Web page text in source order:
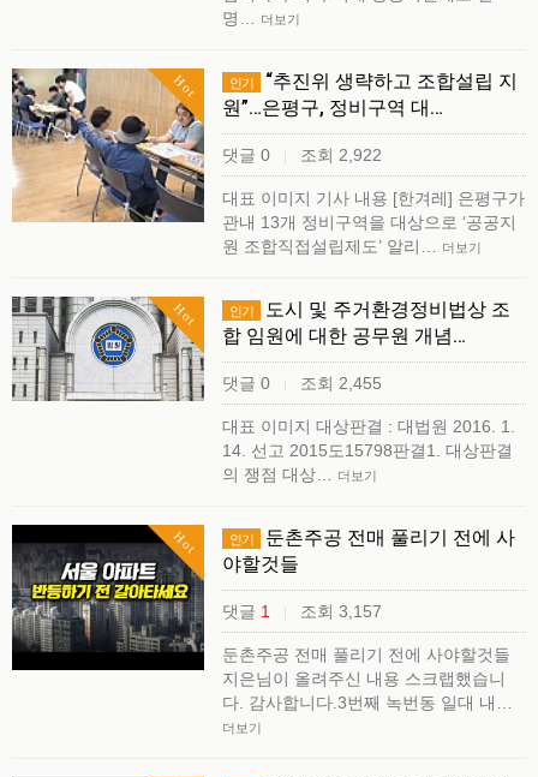
명… 더보기
Hot 인기
“추진위 생략하고 조합설립 지
원”…은평구, 정비구역 대…
댓글 0 조회 2,922
대표 이미지 기사 내용 [한겨레] 은평구가
관내 13개 정비구역을 대상으로 ‘공공지
원 조합직접설립제도’ 알리… 더보기
Hot 인기
도시 및 주거환경정비법상 조
합 임원에 대한 공무원 개념…
댓글 0 조회 2,455
대표 이미지 대상판결 : 대법원 2016. 1.
14. 선고 2015도15798판결1. 대상판결
의 쟁점 대상… 더보기
Hot 인기
둔촌주공 전매 풀리기 전에 사
야할것들
댓글 1 조회 3,157
둔촌주공 전매 풀리기 전에 사야할것들
지은님이 올려주신 내용 스크랩했습니
다. 감사합니다.3번째 녹번동 일대 내…
더보기